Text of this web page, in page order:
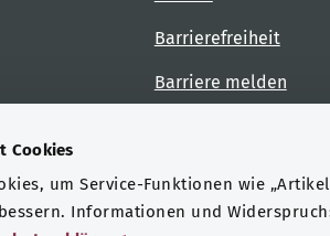
Cookies
um Service-Funktionen wie
Informationen und
Barrierefreiheit
Barriere melden